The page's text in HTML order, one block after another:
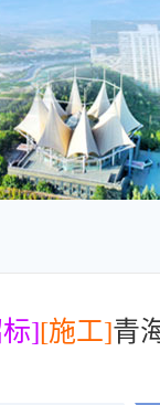
][施工]青